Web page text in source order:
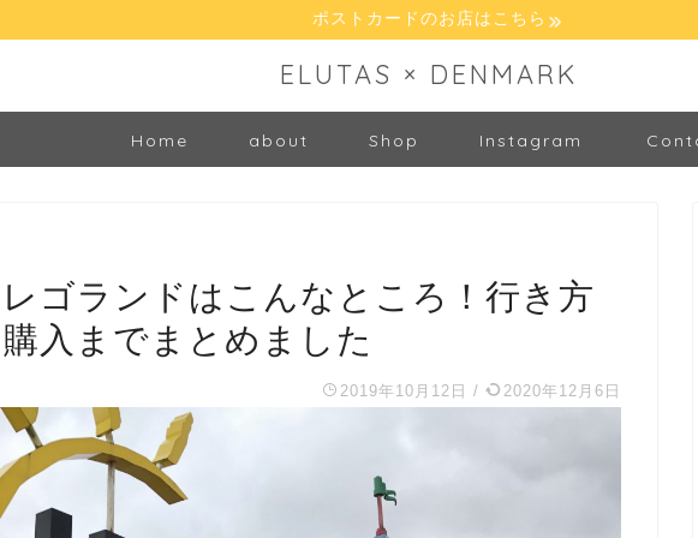
ポストカードのお店はこちら
ELUTAS × DENMARK
Home about Shop Instagram
ゴランドはこんなところ！行き方
入までまとめました
2019年10月12日 / 2020年12月6日